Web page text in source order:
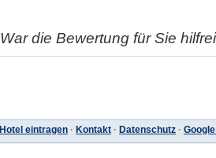
War die Bewertung für Sie
Hotel eintragen · Kontakt · Datenschutz ·